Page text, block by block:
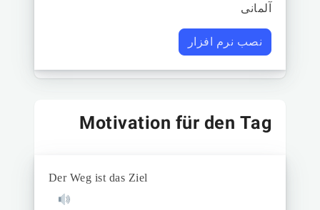
آلمانی
نصب نرم افزار
Motivation für den Tag
Der Weg ist das Ziel